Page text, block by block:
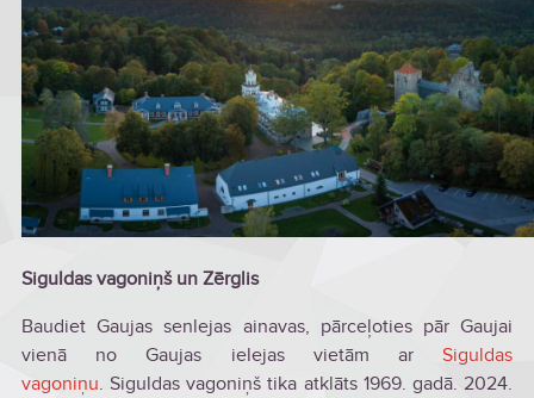
Siguldas vagoniņš un Zērglis
Baudiet Gaujas senlejas ainavas, pārceļoties pār Gaujai
vienā no Gaujas ielejas vietām arSiguldas
vagoniņu. Siguldas vagoniņš tika atklāts 1969. gadā. 2024.